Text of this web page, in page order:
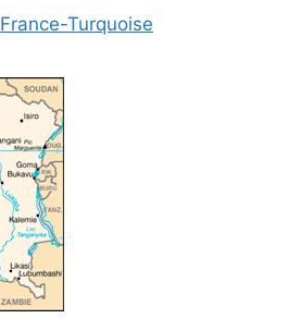
France-Turquoise